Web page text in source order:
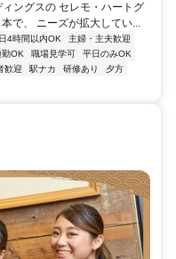
ングスの セレモ・ハートグ
で、 ニーズが拡大してい...
4時間以内OK
主婦・主夫歓迎
勤OK 職場見学可
平日のみOK
歓迎 駅ナカ 研修あり
夕方